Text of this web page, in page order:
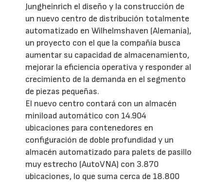
Jungheinrich el diseño y la construcción de
un nuevo centro de distribución totalmente
automatizado en Wilhelmshaven (Alemania),
un proyecto con el que la compañía busca
aumentar su capacidad de almacenamiento,
mejorar la eficiencia operativa y responder al
crecimiento de la demanda en el segmento
de piezas pequeñas.
El nuevo centro contará con un almacén
miniload automático con 14.904
ubicaciones para contenedores en
configuración de doble profundidad y un
almacén automatizado para palets de pasillo
muy estrecho (AutoVNA) con 3.870
ubicaciones, lo que suma cerca de 18.800